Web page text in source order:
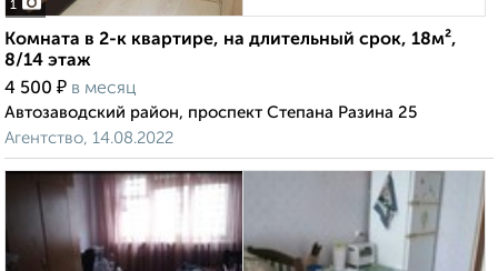
1
Комната в 2-к квартире, на длительный срок, 18м²,
8/14 этаж
4 500 ₽ в месяц
Автозаводский район, проспект Степана Разина 25
Агентство, 14.08.2022